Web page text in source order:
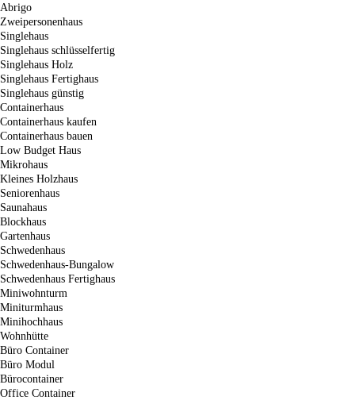
Abrigo
Zweipersonenhaus
Singlehaus
Singlehaus schlüsselfertig
Singlehaus Holz
Singlehaus Fertighaus
Singlehaus günstig
Containerhaus
Containerhaus kaufen
Containerhaus bauen
Low Budget Haus
Mikrohaus
Kleines Holzhaus
Seniorenhaus
Saunahaus
Blockhaus
Gartenhaus
Schwedenhaus
Schwedenhaus-Bungalow
Schwedenhaus Fertighaus
Miniwohnturm
Miniturmhaus
Minihochhaus
Wohnhütte
Büro Container
Büro Modul
Bürocontainer
Office Container